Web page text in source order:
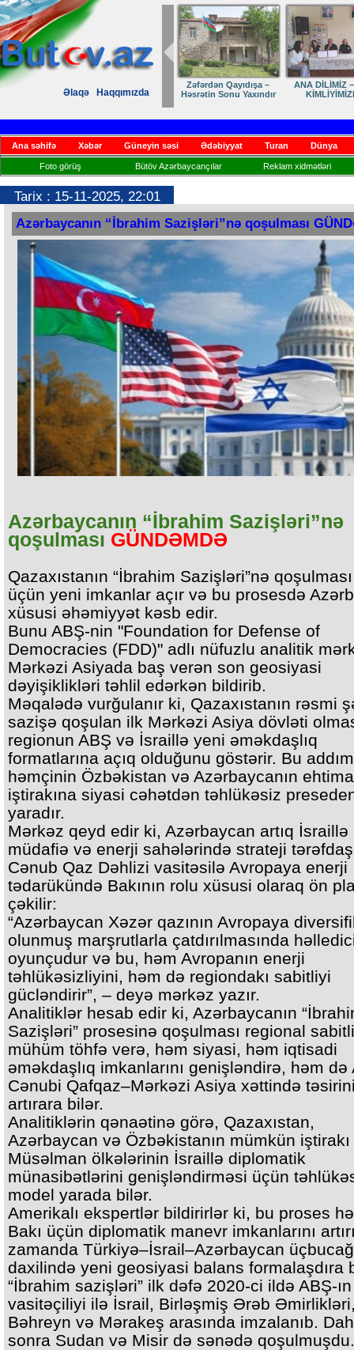
Əlaqə Haqqımızda
Zəfərdən Qayıdışa –
Həsrətin Sonu Yaxındır
ANA DİLİMİZ
Ana səhifə Xəbər Güneyin səsi Ədəbiyyat Turan Dünya
Foto görüş Bütöv Azərbaycançılar Reklam xidmətləri
Tarix : 15-11-2025, 22:01
Azərbaycanın “İbrahim Sazişləri”nə qoşulması
Azərbaycanın “İbrahim Sazişləri”nə
qoşulması GÜNDƏMDƏ
Qazaxıstanın “İbrahim Sazişləri”nə
üçün yeni imkanlar açır və bu prosesdə
xüsusi əhəmiyyət kəsb edir.
Bunu ABŞ-nin "Foundation for Defense of
Democracies (FDD)" adlı nüfuzlu analitik
Mərkəzi Asiyada baş verən son geosiyasi
dəyişiklikləri təhlil edərkən bildirib.
Məqalədə vurğulanır ki, Qazaxıstanın rəsmi
sazişə qoşulan ilk Mərkəzi Asiya dövləti
regionun ABŞ və İsraillə yeni əməkdaşlıq
formatlarına açıq olduğunu göstərir. Bu
həmçinin Özbəkistan və Azərbaycanın
iştirakına siyasi cəhətdən təhlükəsiz
yaradır.
Mərkəz qeyd edir ki, Azərbaycan artıq İsraillə
müdafiə və enerji sahələrində strateji
Cənub Qaz Dəhlizi vasitəsilə Avropaya enerji
tədarükündə Bakının rolu xüsusi olaraq ön
çəkilir:
“Azərbaycan Xəzər qazının Avropaya
olunmuş marşrutlarla çatdırılmasında
oyunçudur və bu, həm Avropanın enerji
təhlükəsizliyini, həm də regiondakı sabitliyi
gücləndirir”, – deyə mərkəz yazır.
Analitiklər hesab edir ki, Azərbaycanın
Sazişləri” prosesinə qoşulması regional
mühüm töhfə verə, həm siyasi, həm iqtisadi
əməkdaşlıq imkanlarını genişləndirə, həm də
Cənubi Qafqaz–Mərkəzi Asiya xəttində
artırara bilər.
Analitiklərin qənaətinə görə, Qazaxıstan,
Azərbaycan və Özbəkistanın mümkün iştirakı
Müsəlman ölkələrinin İsraillə diplomatik
münasibətlərini genişləndirməsi üçün
model yarada bilər.
Amerikalı ekspertlər bildirirlər ki, bu proses
Bakı üçün diplomatik manevr imkanlarını
zamanda Türkiyə–İsrail–Azərbaycan
daxilində yeni geosiyasi balans formalaşdıra
“İbrahim sazişləri” ilk dəfə 2020-ci ildə ABŞ-ın
vasitəçiliyi ilə İsrail, Birləşmiş Ərəb
Bəhreyn və Mərakeş arasında imzalanıb.
sonra Sudan və Misir də sənədə qoşulmuşdu.